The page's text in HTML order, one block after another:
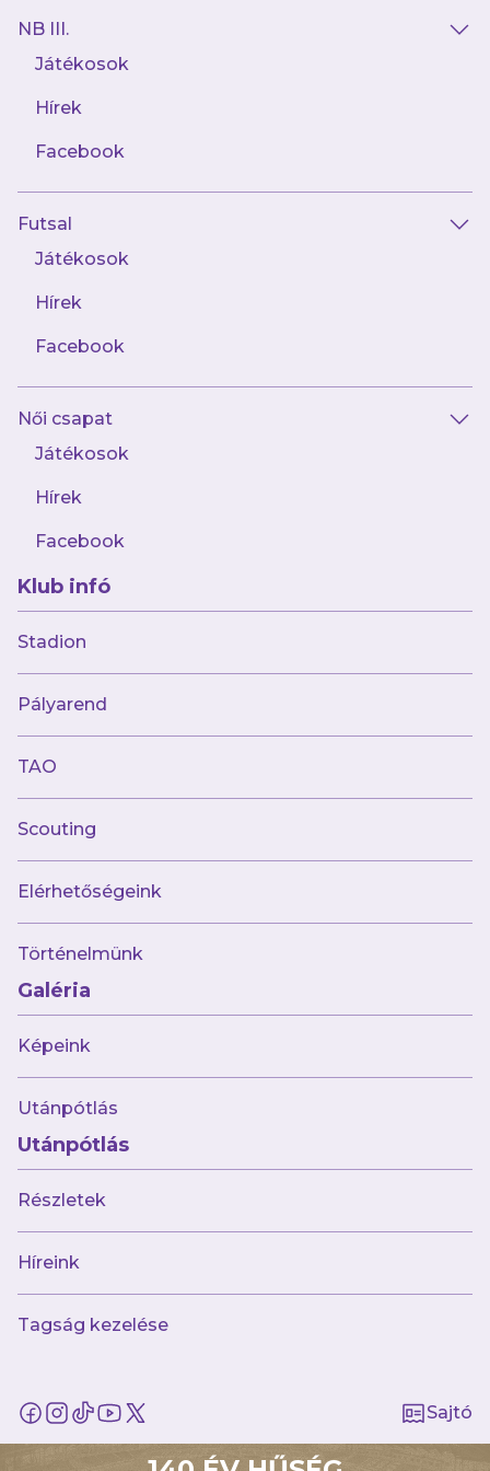
NB III.
Játékosok
Hírek
Facebook
Futsal
Játékosok
Hírek
Facebook
Női csapat
Játékosok
Hírek
Facebook
Klub infó
Stadion
Pályarend
TAO
Scouting
Elérhetőségeink
Történelmünk
Galéria
Képeink
Utánpótlás
Utánpótlás
Részletek
Híreink
Tagság kezelése
Sajtó
2025.06.09
Hivatalos közlemény
nyitvatartásában
2025.05.15
Hivatalos Közlemény
2025.05.05